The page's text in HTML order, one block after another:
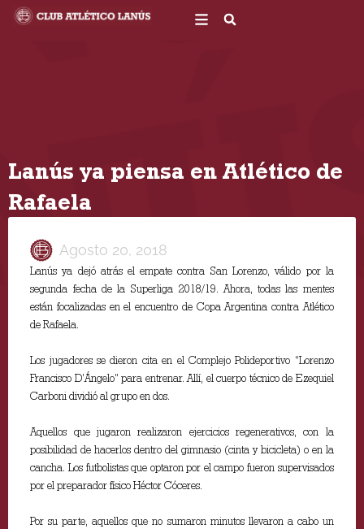
Lanús ya piensa en Atlético de
Rafaela
Agosto 20, 2018
Lanús ya dejó atrás el empate contra San Lorenzo, válido por la
segunda fecha de la Superliga 2018/19. Ahora, todas las mentes
están focalizadas en el encuentro de Copa Argentina contra Atlético
de Rafaela.
Los jugadores se dieron cita en el Complejo Polideportivo “Lorenzo
Francisco D’Ángelo” para entrenar. Allí, el cuerpo técnico de Ezequiel
Carboni dividió al grupo en dos.
Aquellos que jugaron realizaron ejercicios regenerativos, con la
posibilidad de hacerlos dentro del gimnasio (cinta y bicicleta) o en la
cancha. Los futbolistas que optaron por el campo fueron supervisados
por el preparador físico Héctor Cóceres.
Por su parte, aquellos que no sumaron minutos llevaron a cabo un